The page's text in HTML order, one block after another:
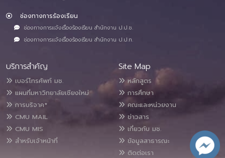
ช่องทางการร้องเรียน
ช่องทางการแจ้งเรื่องร้องเรียน สำนักงาน ป.ป.ช.
ช่องทางการแจ้งเรื่องร้องเรียน สำนักงาน ป.ป.ท.
บริการสำคัญ
เบอร์โทรศัพท์ มช.
แผนที่มหาวิทยาลัยเชียงใหม่
การบริจาค*
CMU MAIL
CMU MIS
สำหรับเจ้าหน้าที่
Site Map
หลักสูตร
การศึกษา
คณะและหน่วยงาน
ข่าวสาร
เกี่ยวกับ มช.
ข้อมูลสาธารณะ
ติดต่อเรา